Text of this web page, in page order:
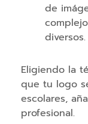
B
T
a
de
diversos.
Eligiendo la
que tu logo
escolares,
profesional.